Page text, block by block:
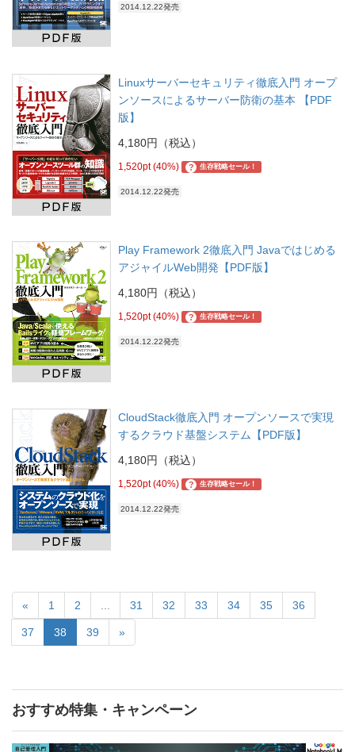
2014.12.22発売
Linuxサーバーセキュリティ徹底入門 オープ
ンソースによるサーバー防衛の基本 【PDF
版】
4,180円（税込）
1,520pt (40%) ? 生存戦略セール！
2014.12.22発売
Play Framework 2徹底入門 Javaではじめる
アジャイルWeb開発【PDF版】
4,180円（税込）
1,520pt (40%) ? 生存戦略セール！
2014.12.22発売
CloudStack徹底入門 オープンソースで実現
するクラウド基盤システム【PDF版】
4,180円（税込）
1,520pt (40%) ? 生存戦略セール！
2014.12.22発売
« 1 2 31 32 33 34 35 36
37 38 39 »
おすすめ特集・キャンペーン